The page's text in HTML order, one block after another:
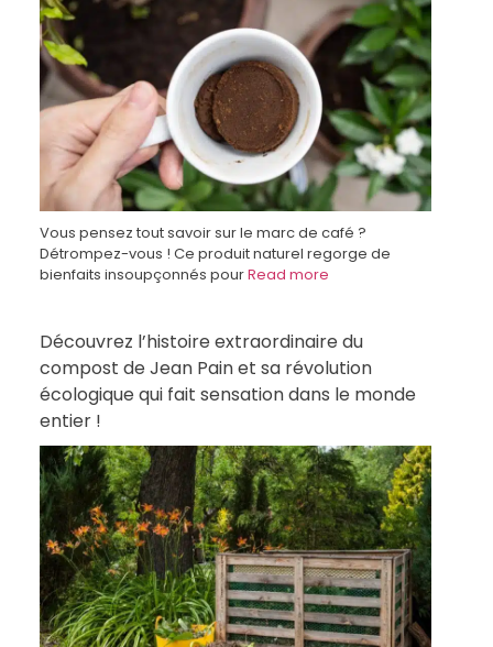
Vous pensez tout savoir sur le marc de café ?
Détrompez-vous ! Ce produit naturel regorge de
bienfaits insoupçonnés pourRead more
Découvrez l’histoire extraordinaire du
compost de Jean Pain et sa révolution
écologique qui fait sensation dans le monde
entier !